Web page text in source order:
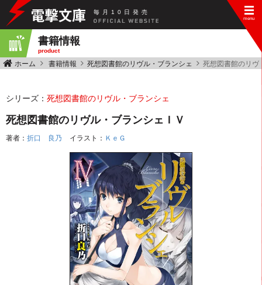
毎 月 10 日 発 売
書籍情報
product
ホーム 書籍情報 死想図書館のリヴル・ブランシェ 死想図書館のリヴ
シリーズ： 死想図書館のリヴル・ブランシェ
死想図書館のリヴル・ブランシェＩＶ
著者： 折口 良乃 イラスト： ＫｅＧ